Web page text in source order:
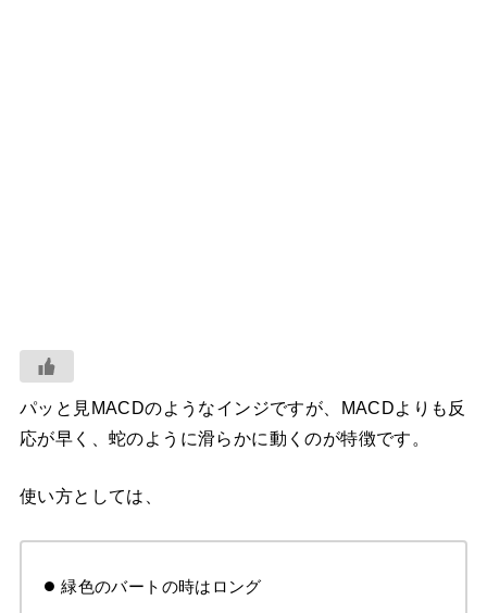
パッと見MACDのようなインジですが、MACDよりも反
応が早く、蛇のように滑らかに動くのが特徴です。
使い方としては、
緑色のバートの時はロング